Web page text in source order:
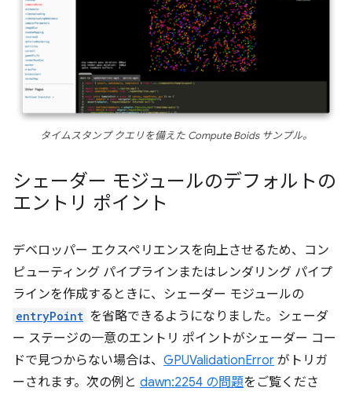
タイムスタンプ クエリを備えた Compute Boids サンプル。
シェーダー モジュールのデフォルトの
エントリ ポイント
デベロッパー エクスペリエンスを向上させるため、コン
ピューティング パイプラインまたはレンダリング パイプ
ラインを作成するときに、シェーダー モジュールの
entryPoint を省略できるようになりました。シェーダ
ー ステージの一意のエントリ ポイントがシェーダー コー
ドで見つからない場合は、 GPUValidationError がトリガ
ーされます。次の例と dawn:2254 の問題をご覧くださ